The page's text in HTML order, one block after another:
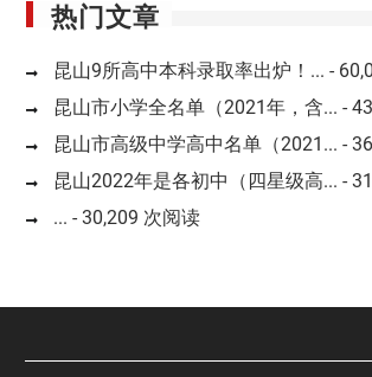
热门文章
昆山9所高中本科录取率出炉！... -
昆山市小学全名单（2021年，含... -
昆山市高级中学高中名单（2021... -
昆山2022年是各初中（四星级高... -
... - 30,209 次阅读